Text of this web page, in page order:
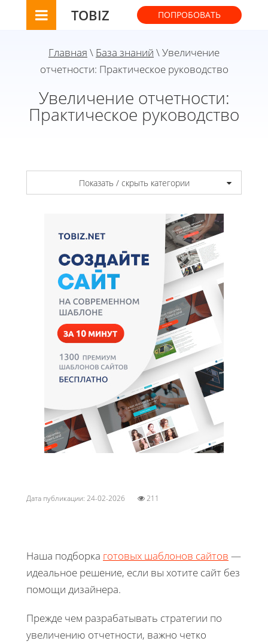
TOBIZ ПОПРОБОВАТЬ
Главная \ База знаний \ Увеличение
отчетности: Практическое руководство
Увеличение отчетности:
Практическое руководство
Показать / скрыть категории
Дата публикации: 24-02-2026 211
Наша подборка готовых шаблонов сайтов —
идеальное решение, если вы хотите сайт без
помощи дизайнера.
Прежде чем разрабатывать стратегии по
увеличению отчетности, важно четко